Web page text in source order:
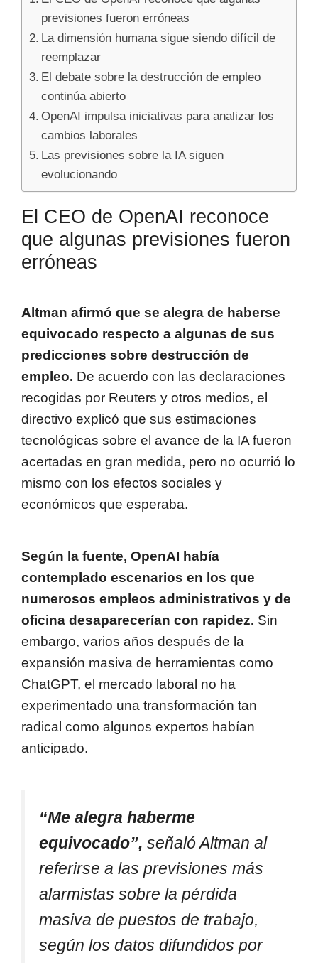
previsiones fueron erróneas
La dimensión humana sigue siendo difícil de
reemplazar
El debate sobre la destrucción de empleo
continúa abierto
OpenAI impulsa iniciativas para analizar los
cambios laborales
Las previsiones sobre la IA siguen
evolucionando
El CEO de OpenAI reconoce
que algunas previsiones fueron
erróneas
Altman afirmó que se alegra de haberse
equivocado respecto a algunas de sus
predicciones sobre destrucción de
empleo. De acuerdo con las declaraciones
recogidas por Reuters y otros medios, el
directivo explicó que sus estimaciones
tecnológicas sobre el avance de la IA fueron
acertadas en gran medida, pero no ocurrió lo
mismo con los efectos sociales y
económicos que esperaba.
Según la fuente, OpenAI había
contemplado escenarios en los que
numerosos empleos administrativos y de
oficina desaparecerían con rapidez. Sin
embargo, varios años después de la
expansión masiva de herramientas como
ChatGPT, el mercado laboral no ha
experimentado una transformación tan
radical como algunos expertos habían
anticipado.
“Me alegra haberme
equivocado”, señaló Altman al
referirse a las previsiones más
alarmistas sobre la pérdida
masiva de puestos de trabajo,
según los datos difundidos por